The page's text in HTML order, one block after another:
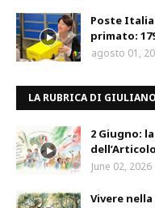
Poste
primato:
agosto 01,
LA RUBRICA DI GIULIANO
2 Giugno:
June 02, 2026
Vivere